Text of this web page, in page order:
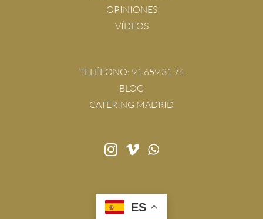
OPINIONES
VÍDEOS
TELÉFONO: 91 659 31 74
BLOG
CATERING MADRID
ES